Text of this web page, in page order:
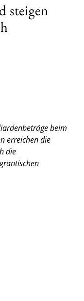
steigen
beim
erreichen die
die